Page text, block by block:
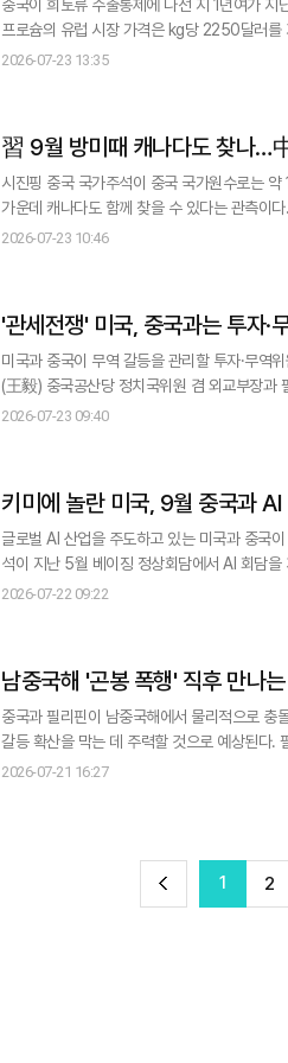
중국이 희토류 수출통제에 나선 지 1년여가 지난 상
프로슘의 유럽 시장 가격은 kg당 2250달러를
아가 23일 전했다. 디스프로슘은 영구자석을
2026-07-23 13:35
習 9월 방미때 캐나다도 찾나…
시진핑 중국 국가주석이 중국 국가원수로는
가운데 캐나다도 함께 찾을 수 있다는 관측이다. 홍콩 명보는 23일 시 주석이 미국 방문을 계기로 캐나다를 함께 방문하는
방안을 고려할 수 있다고 보도했다. 시 주석의 캐나다 방문 가능성은 양국 외교장관 회동에서 나온 발언을 계기로 제기됐다.
2026-07-23 10:46
'관세전쟁' 미국, 중국과는 투자·
미국과 중국이 무역 갈등을 관리할 투자·무역위원회의 설립에 박차
(王毅) 중국공산당 정치국위원 겸 외교부장과
중 외교수장은 아세안(ASEAN·동남아시아국가연합)
2026-07-23 09:40
키미에 놀란 미국, 9월 중국과
글로벌 AI 산업을 주도하고 있는 미국과 중국이 AI 안보회담을 개최한다. 도널
석이 지난 5월 베이징 정상회담에서 AI 회담
최를 추진하고 있다고 로이터가 22일 전했다. 미중 AI 회담은 시진핑 주석의 방미 예정일인 9월 24일 이전에 개최될 것으
2026-07-22 09:22
남중국해 '곤봉 폭행' 직후 만나
중국과 필리핀이 남중국해에서 물리적으로
갈등 확산을 막는 데 주력할 것으로 예상된다. 필리핀 외교부는 왕이 중국공산당 중앙외사판공실 주임(외교부장 겸임)이
21~23일 필리핀 마닐라에서 열리는 아세안
2026-07-21 16:27
이
1
2